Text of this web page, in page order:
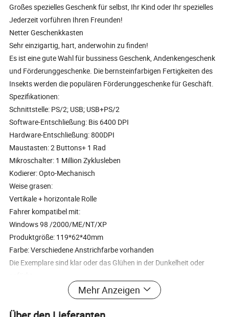
Großes spezielles Geschenk für selbst, Ihr Kind oder Ihr spezielles
Jederzeit vorführen Ihren Freunden!
Netter Geschenkkasten
Sehr einzigartig, hart, anderwohin zu finden!
Es ist eine gute Wahl für bussiness Geschenk, Andenkengeschenk
und Förderunggeschenke. Die bernsteinfarbigen Fertigkeiten des
Insekts werden die populären Förderunggeschenke für Geschäft.
Spezifikationen:
Schnittstelle: PS/2; USB; USB+PS/2
Software-Entschließung: Bis 6400 DPI
Hardware-Entschließung: 800DPI
Maustasten: 2 Buttons+ 1 Rad
Mikroschalter: 1 Million Zyklusleben
Kodierer: Opto-Mechanisch
Weise grasen:
Vertikale + horizontale Rolle
Fahrer kompatibel mit:
Windows 98 /2000/ME/NT/XP
Produktgröße: 119*62*40mm
Farbe: Verschiedene Anstrichfarbe vorhanden
Die Exemplare sind klar oder das Glühen in der Dunkelheit oder
Mehr Anzeigen